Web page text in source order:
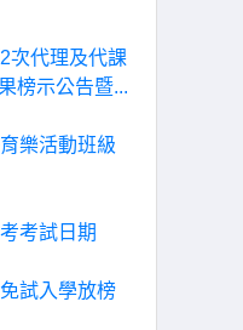
次代理及代課
榜示公告暨...
樂活動班級
考試日期
試入學放榜